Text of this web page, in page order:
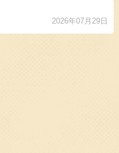
2026年07月29日